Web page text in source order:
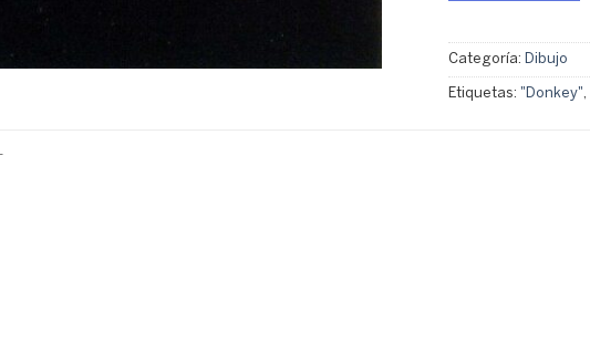
Categoría: Dibujo
Etiquetas: "Donkey",